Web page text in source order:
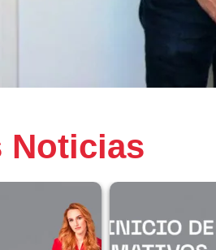
Noticias